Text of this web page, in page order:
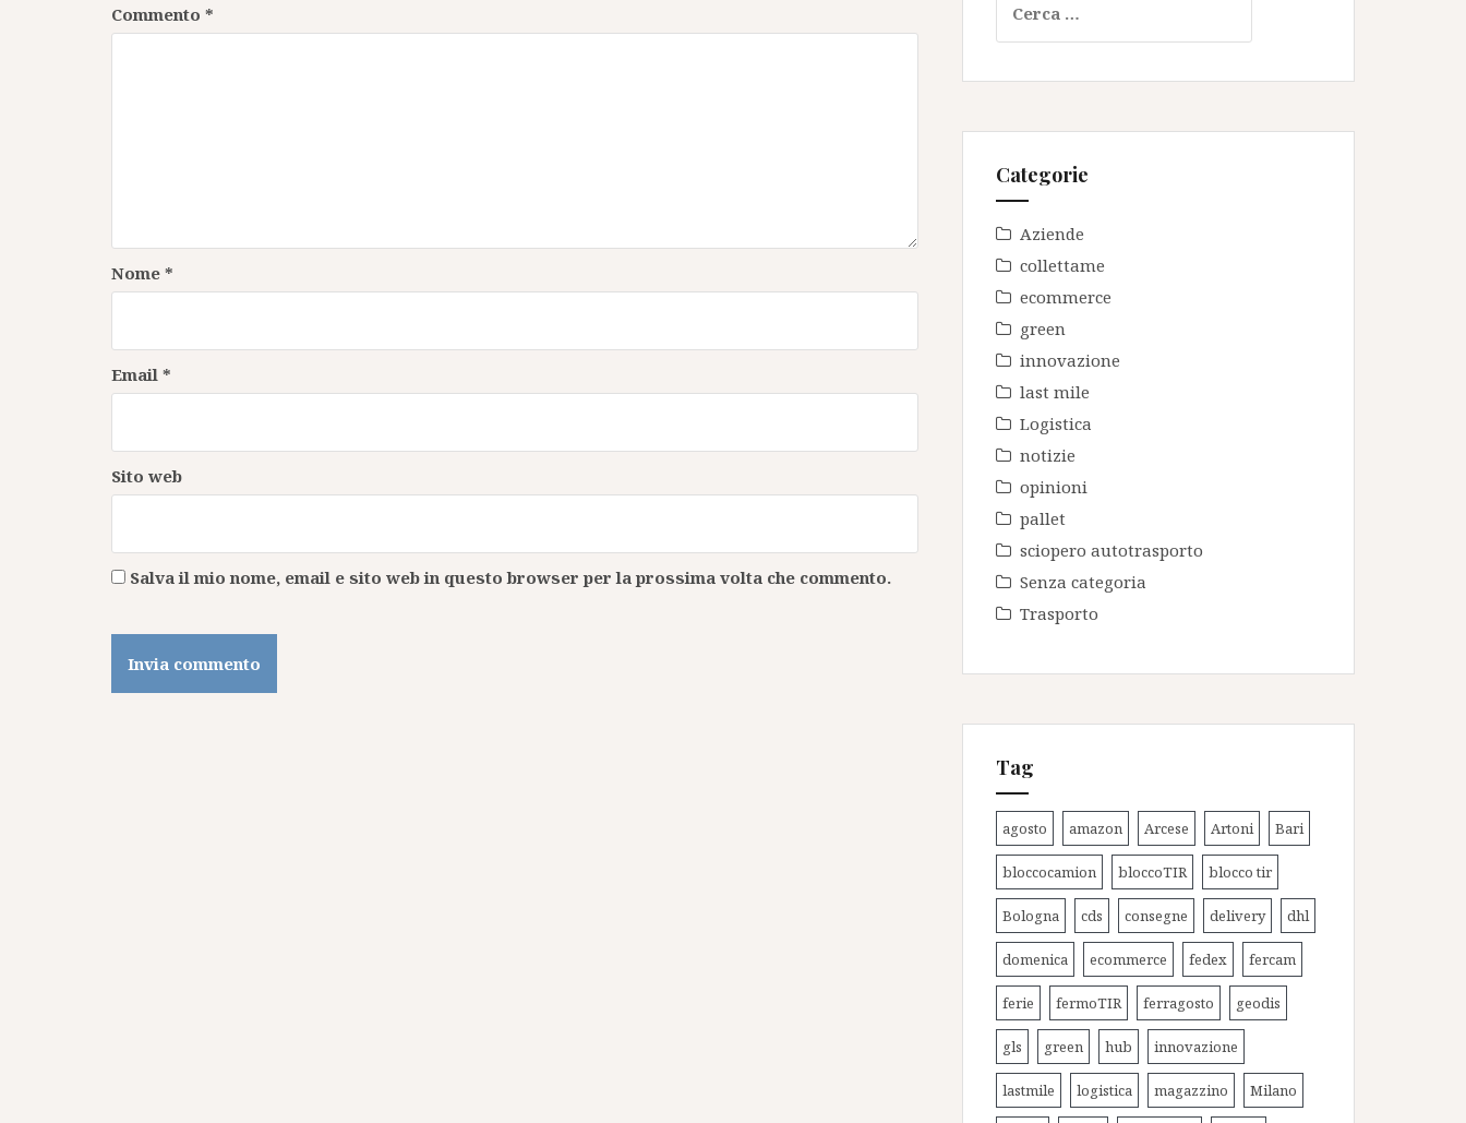
Commento *
Nome *
Email *
Sito web
Salva il mio nome, email e sito web in questo browser per la prossima volta che commento.
per:
Categorie
Aziende
collettame
ecommerce
green
innovazione
last mile
Logistica
notizie
opinioni
pallet
sciopero autotrasporto
Senza categoria
Trasporto
Tag
agosto amazon Arcese Artoni Bari
bloccocamion bloccoTIR blocco tir
Bologna cds consegne delivery dhl
domenica ecommerce fedex fercam
ferie fermoTIR ferragosto geodis
gls green hub innovazione
lastmile logistica magazzino Milano